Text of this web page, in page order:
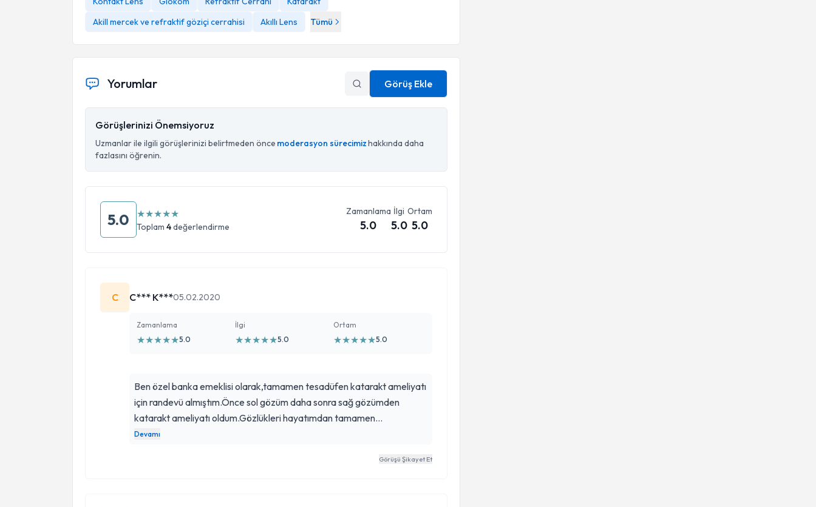
Akill mercek ve refraktif göziçi cerrahisi
Akıllı Lens Tümü
Yorumlar Görüş Ekle
Görüşlerinizi Önemsiyoruz
Uzmanlar ile ilgili görüşlerinizi belirtmeden önce moderasyon sürecimizhakkında daha
fazlasını öğrenin.
5.0 ★★★★★
Toplam 4değerlendirme
Zamanlama
5.0
İlgi
5.0
Ortam
5.0
C C*** K***05.02.2020
Zamanlama
★★★★★5.0
İlgi
★★★★★5.0
Ortam
★★★★★5.0
Ben özel banka emeklisi olarak,tamamen tesadüfen katarakt ameliyatı
için randevü almıştım.Önce sol gözüm daha sonra sağ gözümden
katarakt ameliyatı oldum.Gözlükleri hayatımdan tamamen
çıkartım.İşinin uzmanı olan doktorumuza çok çok teşekkür
Devamı
Görüşü Şikayet Et